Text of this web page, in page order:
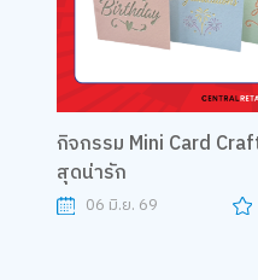
กิจกรรม Mini Card
สุดน่ารัก
06 มิ.ย. 69